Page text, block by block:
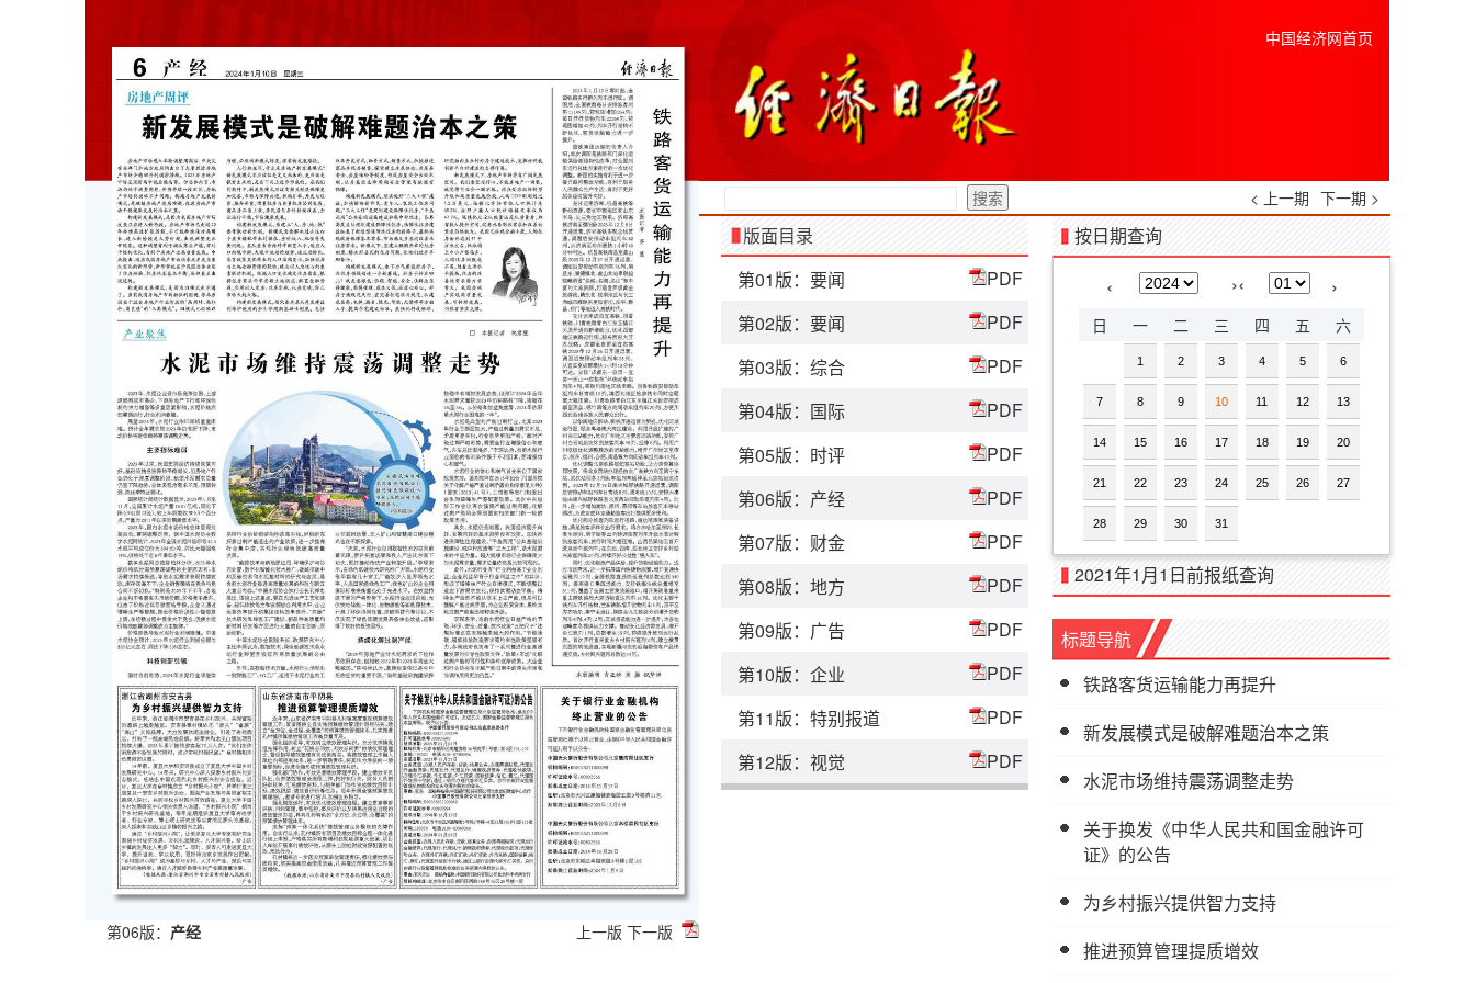
第06版： 产经 上一版 下一版
中国经济网首页
< 上一期 下一期 >
版面目录
第01版：要闻
PDF
第02版：要闻
PDF
第03版：综合
PDF
第04版：国际
PDF
第05版：时评
PDF
第06版：产经
PDF
第07版：财金
PDF
第08版：地方
PDF
第09版：广告
PDF
第10版：企业
PDF
第11版：特别报道
PDF
第12版：视觉
PDF
按日期查询
‹ ›‹ ›
日 一 二 三 四 五 六
1 2 3 4 5 6
7 8 9 10 11 12 13
14 15 16 17 18 19 20
21 22 23 24 25 26 27
28 29 30 31
2021年1月1日前报纸查询
标题导航
铁路客货运输能力再提升
新发展模式是破解难题治本之策
水泥市场维持震荡调整走势
关于换发《中华人民共和国金融许可
证》的公告
为乡村振兴提供智力支持
推进预算管理提质增效